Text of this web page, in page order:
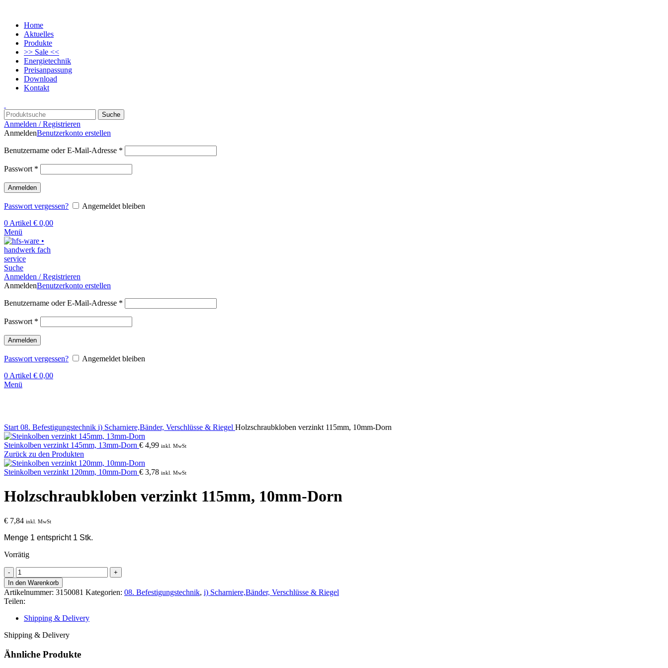
Home
Aktuelles
Produkte
>> Sale <<
Energietechnik
Preisanpassung
Download
Kontakt
Suche
Anmelden / Registrieren
AnmeldenBenutzerkonto erstellen
Benutzername oder E-Mail-Adresse *
Passwort *
Anmelden
Passwort vergessen?
Angemeldet bleiben
0 Artikel € 0,00
Menü
Suche
Anmelden / Registrieren
AnmeldenBenutzerkonto erstellen
Benutzername oder E-Mail-Adresse *
Passwort *
Anmelden
Passwort vergessen?
Angemeldet bleiben
0 Artikel € 0,00
Menü
Start 08. Befestigungstechnik i) Scharniere,Bänder, Verschlüsse & Riegel Holzschraubkloben verzinkt 115mm, 10mm-Dorn
Steinkolben verzinkt 145mm, 13mm-Dorn € 4,99 inkl. MwSt
Zurück zu den Produkten
Steinkolben verzinkt 120mm, 10mm-Dorn € 3,78 inkl. MwSt
Holzschraubkloben verzinkt 115mm, 10mm-Dorn
€ 7,84 inkl. MwSt
Menge 1 entspricht 1 Stk.
Vorrätig
Holzschraubkloben
verzinkt
115mm,
10mm-
Dorn
Menge
In den Warenkorb
Artikelnummer: 3150081 Kategorien: 08. Befestigungstechnik, i) Scharniere,Bänder, Verschlüsse & Riegel
Teilen:
Shipping & Delivery
Shipping & Delivery
Ähnliche Produkte